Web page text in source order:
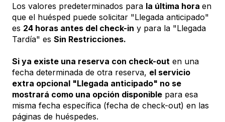
Los valores predeterminados para la última hora en
que el huésped puede solicitar "Llegada anticipado"
es 24 horas antes del check-in y para la "Llegada
Tardía" es Sin Restricciones.
Si ya existe una reserva con check-out en una
fecha determinada de otra reserva, el servicio
extra opcional "Llegada anticipado" no se
mostrará como una opción disponible para esa
misma fecha específica (fecha de check-out) en las
páginas de huéspedes.